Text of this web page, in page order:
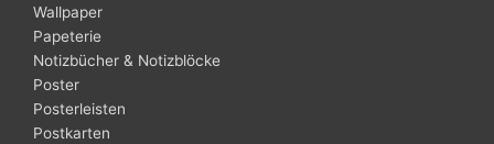
Wallpaper
Papeterie
Notizbücher & Notizblöcke
Poster
Posterleisten
Postkarten